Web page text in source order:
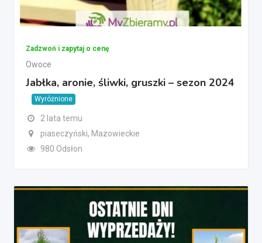
Zadzwoń i zapytaj o cenę
Owoce
Jabłka, aronie, śliwki, gruszki – sezon 2024
Wyróżnione
2 lata temu
piaseczyński, Mazowieckie
980 Odsłon